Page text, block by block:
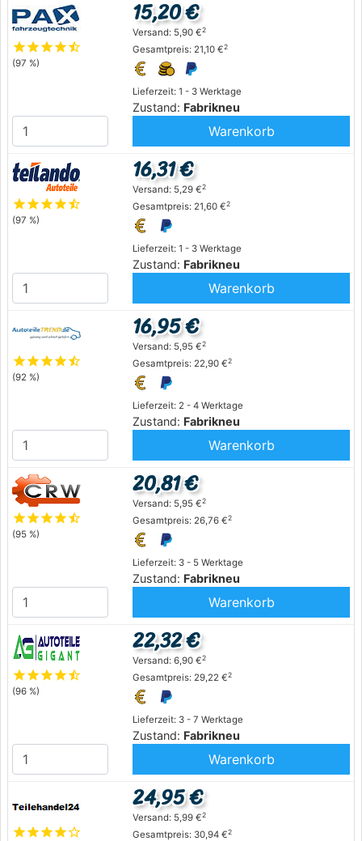
starstarstarstarstar_half
(97 %)
Lieferzeit: 1 - 3 Werktage
Zustand: Fabrikneu
15,20 €
Versand: 5,90 €2
Gesamtpreis: 21,10 €2
Warenkorb
starstarstarstarstar_half
(97 %)
Lieferzeit: 1 - 3 Werktage
Zustand: Fabrikneu
16,31 €
Versand: 5,29 €2
Gesamtpreis: 21,60 €2
Warenkorb
starstarstarstarstar_half
(92 %)
Lieferzeit: 2 - 4 Werktage
Zustand: Fabrikneu
16,95 €
Versand: 5,95 €2
Gesamtpreis: 22,90 €2
Warenkorb
starstarstarstarstar_half
(95 %)
Lieferzeit: 3 - 5 Werktage
Zustand: Fabrikneu
20,81 €
Versand: 5,95 €2
Gesamtpreis: 26,76 €2
Warenkorb
starstarstarstarstar_half
(96 %)
Lieferzeit: 3 - 7 Werktage
Zustand: Fabrikneu
22,32 €
Versand: 6,90 €2
Gesamtpreis: 29,22 €2
Warenkorb
starstarstarstarstar_outline
24,95 €
Versand: 5,99 €2
Gesamtpreis: 30,94 €2